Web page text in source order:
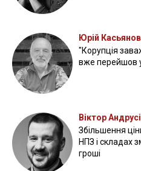
Юрій Касьянов
"Корупція
вже перейшов
Віктор
Збільшення
НПЗ і складах
гроші